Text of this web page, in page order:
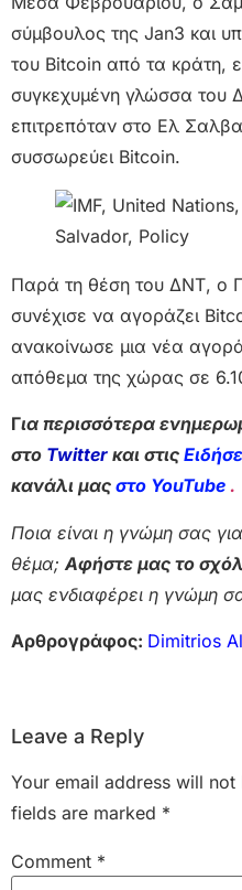
σύμβουλος της Jan3 και
του Bitcoin από τα κράτη,
συγκεχυμένη γλώσσα του
επιτρεπόταν στο Ελ
συσσωρεύει Bitcoin.
Παρά τη θέση του ΔΝΤ, ο
συνέχισε να αγοράζει
ανακοίνωσε μια νέα
απόθεμα της χώρας σε
Για περισσότερα
στο Twitter και στις
κανάλι μας στο YouTube .
Ποια είναι η γνώμη σας
θέμα; Αφήστε μας το
μας ενδιαφέρει η γνώμη
Αρθρογράφος: Dimitrios
Leave a Reply
Your email address will not
fields are marked *
Comment *